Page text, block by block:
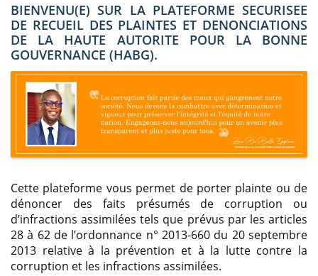
BIENVENU(E) SUR LA PLATEFORME SECURISEE
DE RECUEIL DES PLAINTES ET DENONCIATIONS
DE LA HAUTE AUTORITE POUR LA BONNE
GOUVERNANCE (HABG).
Cette plateforme vous permet de porter plainte ou de
dénoncer des faits présumés de corruption ou
d’infractions assimilées tels que prévus par les articles
28 à 62 de l’ordonnance n° 2013-660 du 20 septembre
2013 relative à la prévention et à la lutte contre la
corruption et les infractions assimilées.